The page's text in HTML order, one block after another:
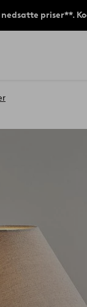
priser**.